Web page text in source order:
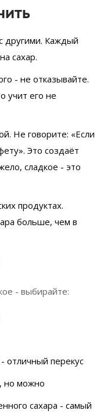
другими. Каждый
сахар.
- не отказывайте.
учит его не
Не говорите: «Если
Это создаёт
сладкое - это
продуктах.
больше, чем в
- выбирайте:
отличный перекус
но можно
сахара - самый